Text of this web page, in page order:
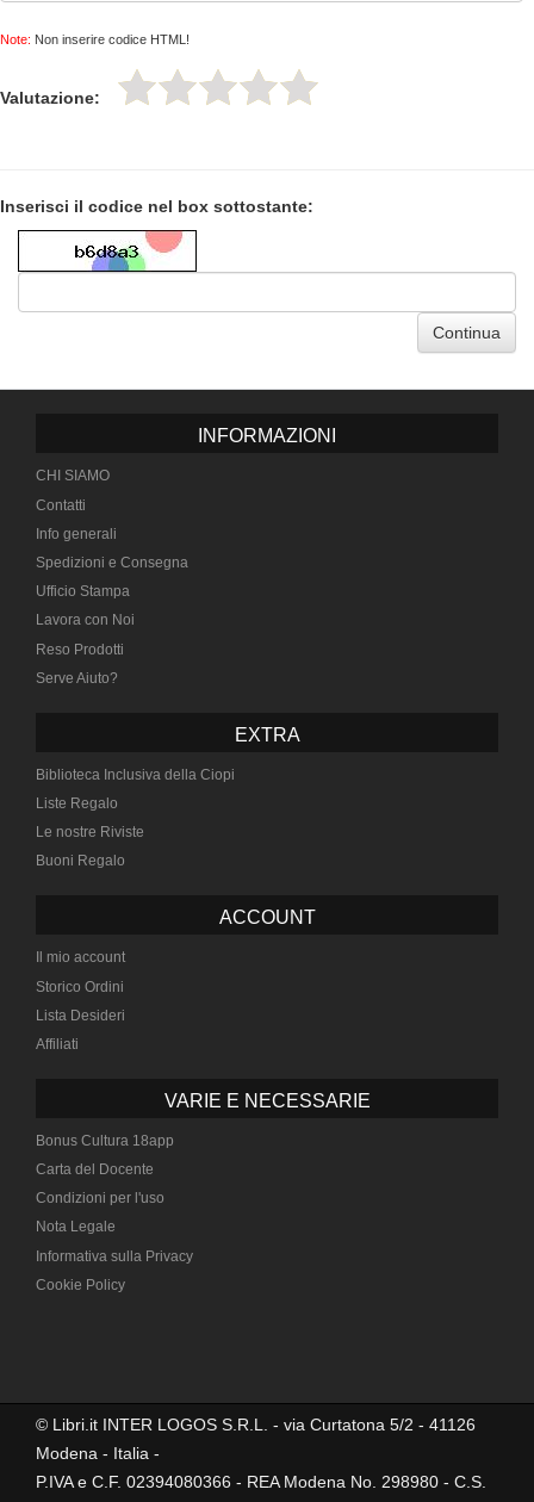
Note: Non inserire codice HTML!
Valutazione:
Inserisci il codice nel box sottostante:
Continua
INFORMAZIONI
CHI SIAMO
Contatti
Info generali
Spedizioni e Consegna
Ufficio Stampa
Lavora con Noi
Reso Prodotti
Serve Aiuto?
EXTRA
Biblioteca Inclusiva della Ciopi
Liste Regalo
Le nostre Riviste
Buoni Regalo
ACCOUNT
Il mio account
Storico Ordini
Lista Desideri
Affiliati
VARIE E NECESSARIE
Bonus Cultura 18app
Carta del Docente
Condizioni per l'uso
Nota Legale
Informativa sulla Privacy
Cookie Policy
© Libri.it INTER LOGOS S.R.L. - via Curtatona 5/2 - 41126
Modena - Italia -
P.IVA e C.F. 02394080366 - REA Modena No. 298980 - C.S.